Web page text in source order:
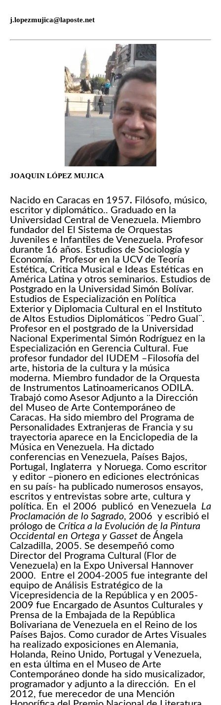
j.lopezmujica@laposte.net
JOAQUIN LÓPEZ MUJICA
Nacido en Caracas en 1957. Filósofo, músico,
escritor y diplomático.. Graduado en la
Universidad Central de Venezuela. Miembro
fundador del El Sistema de Orquestas
Juveniles e Infantiles de Venezuela. Profesor
durante 16 años. Estudios de Sociología y
Economía. Profesor en la UCV de Teoría
Estética, Critica Musical e Ideas Estéticas en
América Latina y otros seminarios. Estudios de
Postgrado en la Universidad Simón Bolívar.
Estudios de Especialización en Política
Exterior y Diplomacia Cultural en el Instituto
de Altos Estudios Diplomáticos ¨Pedro Gual¨.
Profesor en el postgrado de la Universidad
Nacional Experimental Simón Rodríguez en la
Especialización en Gerencia Cultural. Fue
profesor fundador del IUDEM –Filosofía del
arte, historia de la cultura y la música
moderna. Miembro fundador de la Orquesta
de Instrumentos Latinoamericanos ODILA.
Trabajó como Asesor Adjunto a la Dirección
del Museo de Arte Contemporáneo de
Caracas. Ha sido miembro del Programa de
Personalidades Extranjeras de Francia y su
trayectoria aparece en la Enciclopedia de la
Música en Venezuela. Ha dictado
conferencias en Venezuela, Países Bajos,
Portugal, Inglaterra y Noruega. Como escritor
y editor –pionero en ediciones electrónicas
en su país- ha publicado numerosos ensayos,
escritos y entrevistas sobre arte, cultura y
política. En el 2006 publicó en Venezuela La
Proclamación de lo Sagrado, 2006 y escribió el
prólogo de Crítica a la Evolución de la Pintura
Occidental en Ortega y Gasset de Ángela
Calzadilla, 2005. Se desempeñó como
Director del Programa Cultural (Flor de
Venezuela) en la Expo Universal Hannover
2000. Entre el 2004-2005 fue integrante del
equipo de Análisis Estratégico de la
Vicepresidencia de la República y en 2005-
2009 fue Encargado de Asuntos Culturales y
Prensa de la Embajada de la República
Bolivariana de Venezuela en el Reino de los
Países Bajos. Como curador de Artes Visuales
ha realizado exposiciones en Alemania,
Holanda, Reino Unido, Portugal y Venezuela,
en esta última en el Museo de Arte
Contemporáneo donde ha sido musicalizador,
programador y adjunto a la dirección. En el
2012, fue merecedor de una Mención